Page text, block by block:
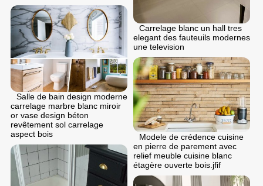
Carrelage blanc un hall tres
elegant des fauteuils modernes
une television
Salle de bain design moderne
carrelage marbre blanc miroir
or vase design béton
revêtement sol carrelage
aspect bois
Modele de crédence cuisine
en pierre de parement avec
relief meuble cuisine blanc
étagère ouverte bois.jfif